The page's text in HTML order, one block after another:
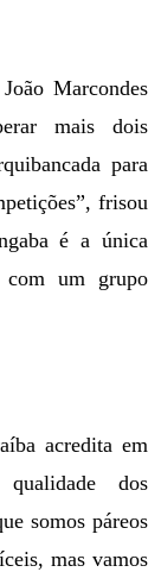
Marcondes
mais dois
para
frisou
é a única
com um grupo
acredita em
dos
somos páreos
mas vamos